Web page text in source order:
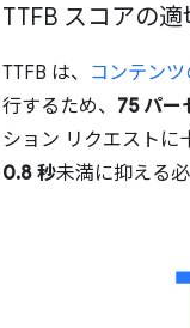
TTFB スコアの
TTFB は、 コンテンツ
行するため、 75 パー
ション リクエストに
0.8 秒未満に抑える必